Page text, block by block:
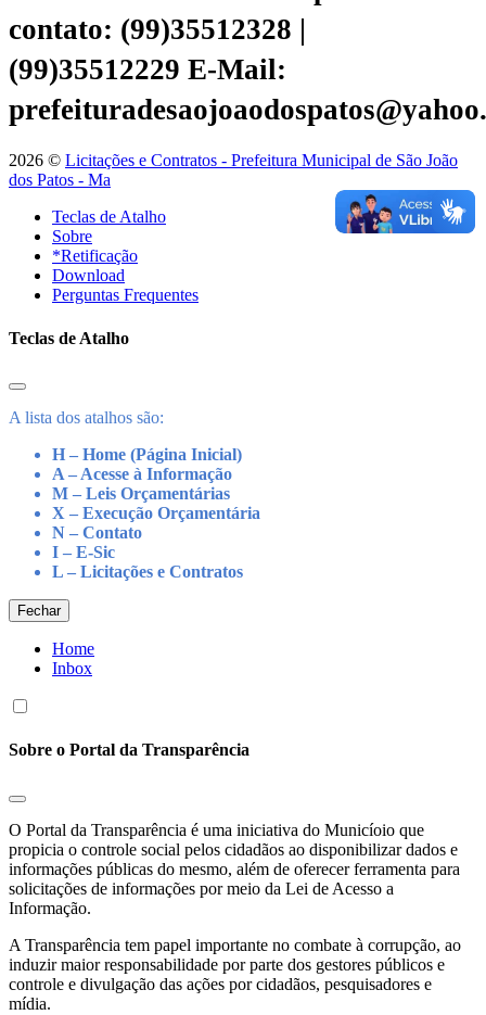
contato: (99)35512328 |
(99)35512229 E-Mail:
2026 © Licitações e Contratos - Prefeitura Municipal de São João
dos Patos - Ma
Teclas de Atalho
Sobre
*Retificação
Download
Perguntas Frequentes
Teclas de Atalho
A lista dos atalhos são:
H – Home (Página Inicial)
A – Acesse à Informação
M – Leis Orçamentárias
X – Execução Orçamentária
N – Contato
I – E-Sic
L – Licitações e Contratos
Fechar
Home
Inbox
Sobre o Portal da Transparência
O Portal da Transparência é uma iniciativa do Municíoio que
propicia o controle social pelos cidadãos ao disponibilizar dados e
informações públicas do mesmo, além de oferecer ferramenta para
solicitações de informações por meio da Lei de Acesso a
Informação.
A Transparência tem papel importante no combate à corrupção, ao
induzir maior responsabilidade por parte dos gestores públicos e
controle e divulgação das ações por cidadãos, pesquisadores e
mídia.